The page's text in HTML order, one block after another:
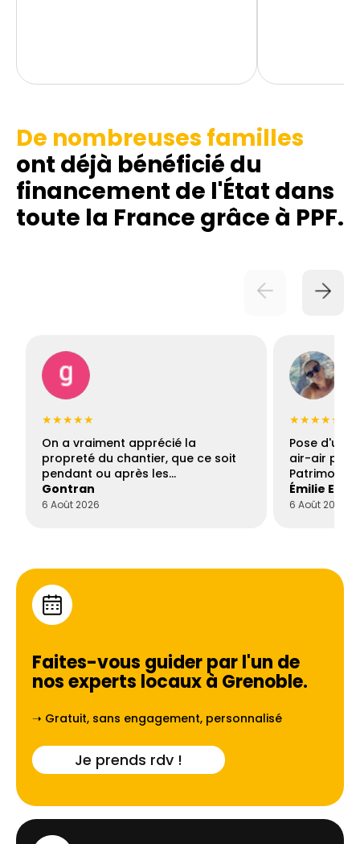
De nombreuses familles
ont déjà bénéficié du
financement de l'État dans
toute la France grâce à PPF.
★★★★★
On a vraiment apprécié la
propreté du chantier, que ce soit
pendant ou après les…
Gontran
6 Août 2026
★★★★★
Pose d'une
air-air par
Patrimoine
Émilie
6 Août 2026
Faites-vous guider par l'un de
nos experts locaux à Grenoble.
➝ Gratuit, sans engagement, personnalisé
Je prends rdv !